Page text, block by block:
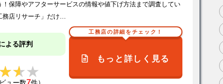
！保障やアフターサービスの情報や値下げ方法まで調査してい
務店リサーチ」だけ…
よる評判
工務店の詳細をチェック！
もっと詳しく見る